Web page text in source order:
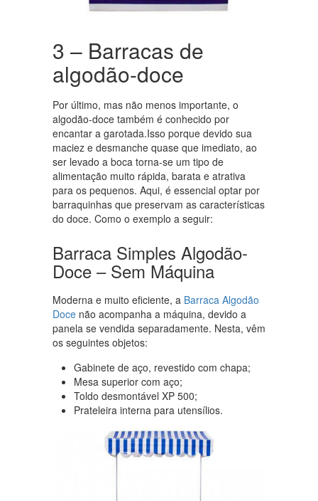
3 – Barracas de
algodão-doce
Por último, mas não menos importante, o
algodão-doce também é conhecido por
encantar a garotada.Isso porque devido sua
maciez e desmanche quase que imediato, ao
ser levado a boca torna-se um tipo de
alimentação muito rápida, barata e atrativa
para os pequenos. Aqui, é essencial optar por
barraquinhas que preservam as características
do doce. Como o exemplo a seguir:
Barraca Simples Algodão-
Doce – Sem Máquina
Moderna e muito eficiente, a Barraca Algodão
Doce não acompanha a máquina, devido a
panela se vendida separadamente. Nesta, vêm
os seguintes objetos:
Gabinete de aço, revestido com chapa;
Mesa superior com aço;
Toldo desmontável XP 500;
Prateleira interna para utensílios.